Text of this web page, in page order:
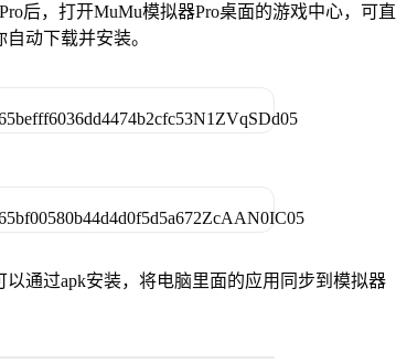
后，打开MuMu模拟器Pro桌面的游戏中心，可直
动下载并安装。
通过apk安装，将电脑里面的应用同步到模拟器